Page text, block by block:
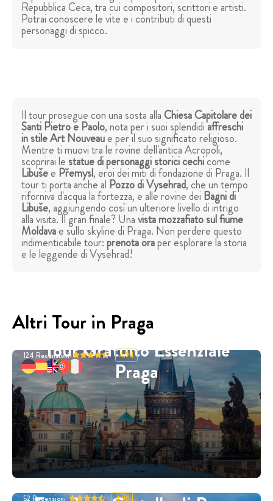
Repubblica Ceca, tra cui compositori, scrittori e artisti.
Potrai conoscere le vite e i contributi di questi
personaggi di spicco.
Il tour prosegue con una sosta allaChiesa Capitolare dei
Santi Pietro e Paolo, nota per i suoi splendidiaffreschi
in stile Art Nouveaue per il suo significato religioso.
Mentre ti muovi tra le rovine dell'antica Acropoli,
scoprirai le statue di personaggi storici cechicome
Libušee Přemysl, eroi dei miti di fondazione di Praga. Il
tour ti porta anche al Pozzo di Vysehrad, che un tempo
riforniva d'acqua la fortezza, e alle rovine dei Bagni di
Libuše, aggiungendo così un ulteriore livello di intrigo
alla visita. Il gran finale? Unavista mozzafiato sul fiume
Moldavae sullo skyline di Praga. Non perdere questo
indimenticabile tour:prenota oraper esplorare la storia
e le leggende di Vysehrad!
Altri Tour in Praga
Tour Gratuito Essenziale
Praga
124 Recensioni 4.94
52 Recensioni 4.96